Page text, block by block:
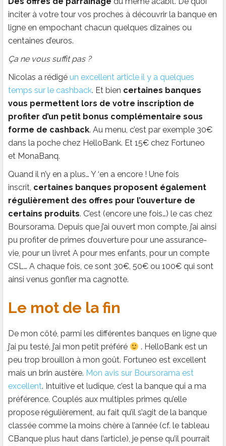
inciter à votre tour vos proches à découvrir la banque en
ligne en empochant chacun quelques dizaines ou
centaines d’euros.
Ça ne vous suffit pas ?
Nicolas a rédigé un excellent article il y a quelques
temps sur le cashback. Et bien certaines banques
vous permettent lors de votre inscription de
profiter d’un petit bonus complémentaire sous
forme de cashback. Au menu, c’est par exemple 30€
dans la poche chez HelloBank. Et 15€ chez Fortuneo
et MonaBanq.
Quand il n’y en a plus… Y ‘en a encore ! Une fois
inscrit, certaines banques proposent également
régulièrement des offres pour l’ouverture de
certains produits. C’est (encore une fois…) le cas chez
Boursorama. Depuis que j’ai ouvert mon compte, j’ai ainsi
pu profiter de primes d’ouverture pour une assurance-
vie, pour un livret A pour mes enfants, pour un compte
CSL… A chaque fois, ce sont 30€, 50€ ou 100€ qui sont
ainsi venus gonfler ma cagnotte.
Le mot de la fin
De mon côté, parmi les différentes banques en ligne que
j’ai pu testé, j’ai mon petit préféré
. HelloBank est un
peu trop brouillon à mon goût. Fortuneo est excellent
mais un brin austère. Mon avis sur Boursorama est
excellent. Intuitive et ludique, c’est la banque qui a ma
préférence. Couplés aux multiples primes qu’elle
propose régulièrement, au fait qu’il s’agit de la banque
classée comme la moins chère à l’année (cf. le tableau
CBanque plus haut dans l’article), je pense qu’il pourrait